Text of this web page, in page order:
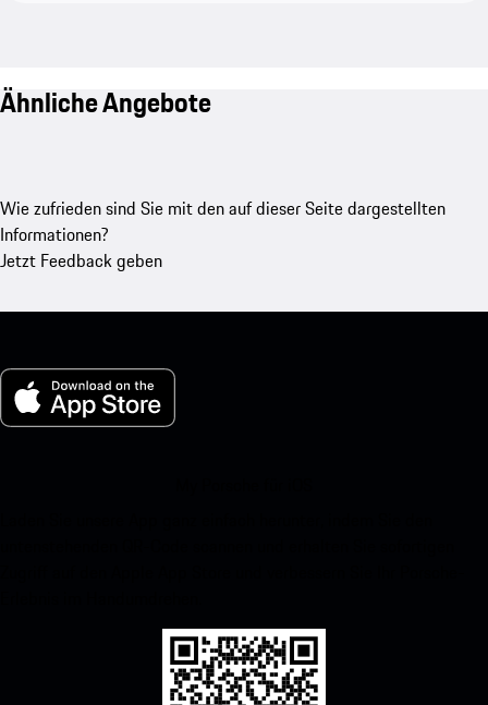
Ähnliche Angebote
Wie zufrieden sind Sie mit den auf dieser Seite dargestellten
Informationen?
Jetzt Feedback geben